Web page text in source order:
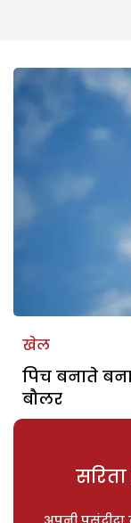
खेल
पिच बनाते
बौलर